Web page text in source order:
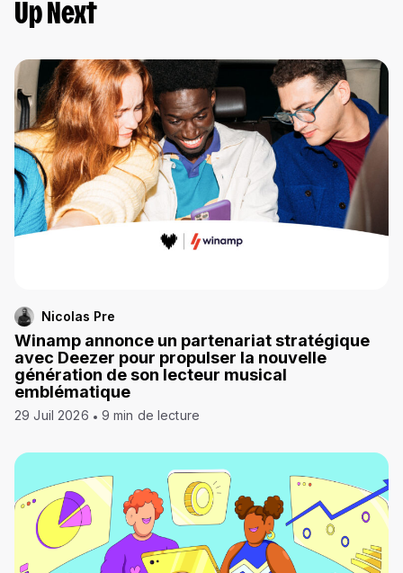
Up Next
Nicolas Pre
Winamp annonce un partenariat stratégique
avec Deezer pour propulser la nouvelle
génération de son lecteur musical
emblématique
29 Juil 2026 9 min de lecture